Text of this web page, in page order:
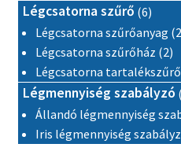
Légcsatorna szűrő 66
Légcsatorna szűrőanyag 2
Légcsatorna szűrőház 22
Légcsatorna tartalékszűrő
Légmennyiség szabályzó
Állandó légmennyiség
Iris légmennyiség